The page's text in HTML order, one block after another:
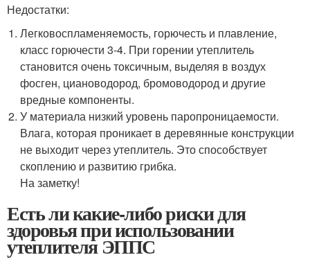
Недостатки:
Легковоспламеняемость, горючесть и плавление,
класс горючести 3-4. При горении утеплитель
становится очень токсичным, выделяя в воздух
фосген, циановодород, бромоводород и другие
вредные компоненты.
У материала низкий уровень паропроницаемости.
Влага, которая проникает в деревянные конструкции
не выходит через утеплитель. Это способствует
скоплению и развитию грибка.
На заметку!
Есть ли какие-либо риски для
здоровья при использовании
утеплителя ЭППС